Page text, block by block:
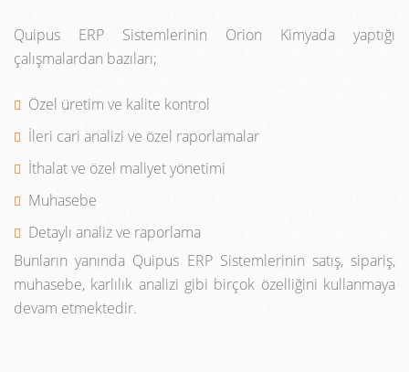
Quipus ERP Sistemlerinin Orion Kimyada yaptığı
çalışmalardan bazıları;
Özel üretim ve kalite kontrol
İleri cari analizi ve özel raporlamalar
İthalat ve özel maliyet yönetimi
Muhasebe
Detaylı analiz ve raporlama
Bunların yanında Quipus ERP Sistemlerinin satış, sipariş,
muhasebe, karlılık analizi gibi birçok özelliğini kullanmaya
devam etmektedir.